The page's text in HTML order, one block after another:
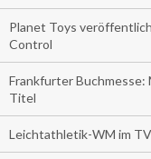
Planet Toys
Control
Frankfurter
Titel
Leichtathletik-WM im TV